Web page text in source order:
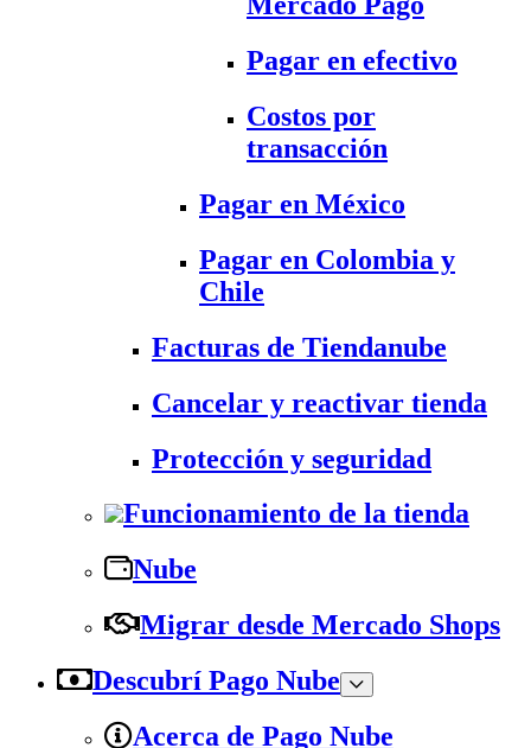
Pagar en efectivo
Costos por
transacción
Pagar en México
Pagar en Colombia y
Chile
Facturas de Tiendanube
Cancelar y reactivar tienda
Protección y seguridad
Funcionamiento de la tienda
Nube
Migrar desde Mercado Shops
Descubrí Pago Nube
Acerca de Pago Nube